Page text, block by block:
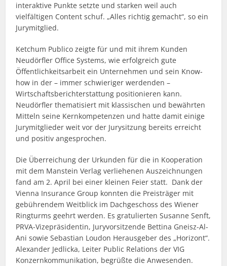
interaktive Punkte setzte und starken weil auch
vielfältigen Content schuf. „Alles richtig gemacht“, so ein
Jurymitglied.
Ketchum Publico zeigte für und mit ihrem Kunden
Neudörfler Office Systems, wie erfolgreich gute
Öffentlichkeitsarbeit ein Unternehmen und sein Know-
how in der – immer schwieriger werdenden –
Wirtschaftsberichterstattung positionieren kann.
Neudörfler thematisiert mit klassischen und bewährten
Mitteln seine Kernkompetenzen und hatte damit einige
Jurymitglieder weit vor der Jurysitzung bereits erreicht
und positiv angesprochen.
Die Überreichung der Urkunden für die in Kooperation
mit dem Manstein Verlag verliehenen Auszeichnungen
fand am 2. April bei einer kleinen Feier statt. Dank der
Vienna Insurance Group konnten die Preisträger mit
gebührendem Weitblick im Dachgeschoss des Wiener
Ringturms geehrt werden. Es gratulierten Susanne Senft,
PRVA-Vizepräsidentin, Juryvorsitzende Bettina Gneisz-Al-
Ani sowie Sebastian Loudon Herausgeber des „Horizont“.
Alexander Jedlicka, Leiter Public Relations der VIG
Konzernkommunikation, begrüßte die Anwesenden.